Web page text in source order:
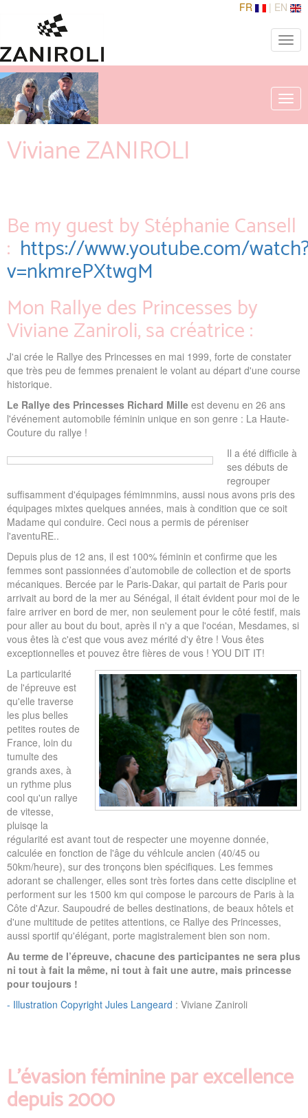
FR | EN
Toggle
Viviane ZANIROLI
Be my guest by Stéphanie Cansell
: https://www.youtube.com/
v=nkmrePXtwgM
Mon Rallye des Princesses by
Viviane Zaniroli, sa créatrice :
J'ai crée le Rallye des Princesses en mai 1999, forte de constater
que très peu de femmes prenaient le volant au départ d'une course
historique.
Le Rallye des Princesses Richard Mille est devenu en 26 ans
l'événement automobile féminin unique en son genre : La Haute-
Couture du rallye !
Il a été difficile à
ses débuts de
regrouper
suffisamment d'équipages fémimnmins, aussi nous avons pris des
équipages mixtes quelques années, mais à condition que ce soit
Madame qui conduire. Ceci nous a permis de péreniser
l'aventuRE..
Depuis plus de 12 ans, il est 100% féminin et confirme que les
femmes sont passionnées d’automobile de collection et de sports
mécaniques. Bercée par le Paris-Dakar, qui partait de Paris pour
arrivait au bord de la mer au Sénégal, il était évident pour moi de le
faire arriver en bord de mer, non seulement pour le côté festif, mais
pour aller au bout du bout, après il n'y a que l'océan, Mesdames, si
vous êtes là c'est que vous avez mérité d'y être ! Vous êtes
exceptionnelles et pouvez être fières de vous ! YOU DIT IT!
La particularité
de l'épreuve est
qu'elle traverse
les plus belles
petites routes de
France, loin du
tumulte des
grands axes, à
un rythme plus
cool qu'un rallye
de vitesse,
pluisqe la
régularité est avant tout de respecter une moyenne donnée,
calculée en fonction de l'âge du véhIcule ancien (40/45 ou
50km/heure), sur des tronçons bien spécifiques. Les femmes
adorant se challenger, elles sont très fortes dans cette discipline et
performent sur les 1500 km qui compose le parcours de Paris à la
Côte d'Azur. Saupoudré de belles destinations, de beaux hôtels et
d'une multitude de petites attentions, ce Rallye des Princesses,
aussi sportif qu'élégant, porte magistralement bien son nom.
Au terme de l’épreuve, chacune des participantes ne sera plus
ni tout à fait la même, ni tout à fait une autre, mais princesse
pour toujours !
- Illustration Copyright Jules Langeard : Viviane Zaniroli
L’évasion féminine par excellence
depuis 2000